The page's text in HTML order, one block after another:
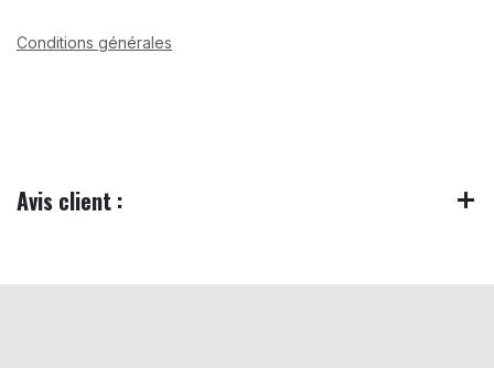
Conditions générales
Avis client :